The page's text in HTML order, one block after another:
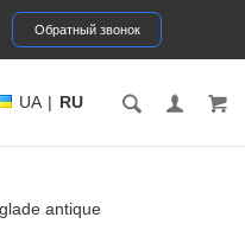
Обратный звонок
UA | RU
antique